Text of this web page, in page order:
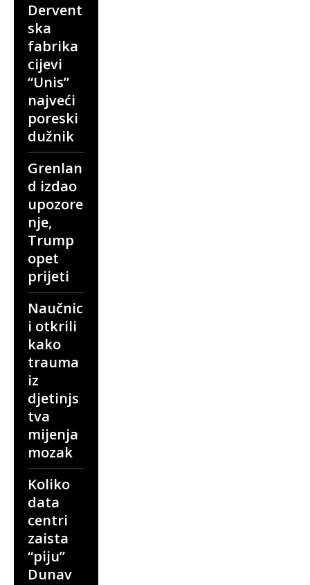
Dervent
ska
fabrika
cijevi
“Unis”
najveći
poreski
dužnik
Grenlan
d izdao
upozore
nje,
Trump
opet
prijeti
Naučnic
i otkrili
kako
trauma
iz
djetinjs
tva
mijenja
mozak
Koliko
data
centri
zaista
“piju”
Dunav